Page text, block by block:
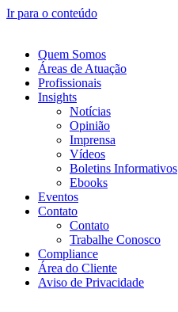
Ir para o conteúdo
Quem Somos
Áreas de Atuação
Profissionais
Insights
Notícias
Opinião
Imprensa
Vídeos
Boletins Informativos
Ebooks
Eventos
Contato
Contato
Trabalhe Conosco
Compliance
Área do Cliente
Aviso de Privacidade